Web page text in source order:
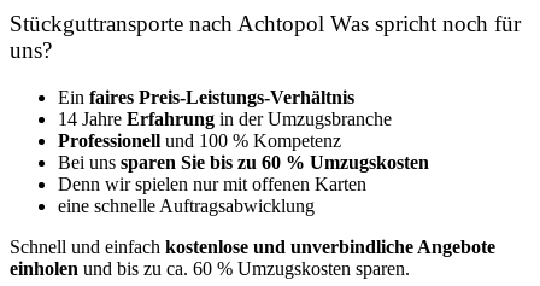
Stückguttransporte nach Achtopol Was spricht noch für
uns?
Ein faires Preis-Leistungs-Verhältnis
14 Jahre Erfahrung in der Umzugsbranche
Professionell und 100 % Kompetenz
Bei uns sparen Sie bis zu 60 % Umzugskosten
Denn wir spielen nur mit offenen Karten
eine schnelle Auftragsabwicklung
Schnell und einfach kostenlose und unverbindliche Angebote
einholen und bis zu ca. 60 % Umzugskosten sparen.